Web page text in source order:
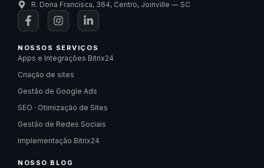
R. Dona Francisca, 364, Centro, Joinville — SC
NOSSOS SERVIÇOS
Apps e Integrações Bitrix24
Criação de sites
Gestão de Google Ads
SEO · Otimização de Sites
Gestão de Redes Sociais
Implementação Bitrix24
NOSSO BLOG